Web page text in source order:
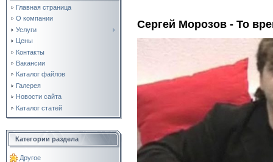
Главная страница
О компании
Услуги
Цены
Контакты
Вакансии
Каталог файлов
Галерея
Новости сайта
Каталог статей
Категории раздела
Другое
Сергей Морозов - То